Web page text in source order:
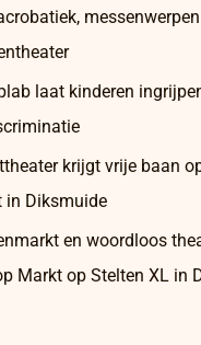
laat kinderen
krijgt vrije baan
in Diksmuide
en woordloos
Markt op Stelten XL in